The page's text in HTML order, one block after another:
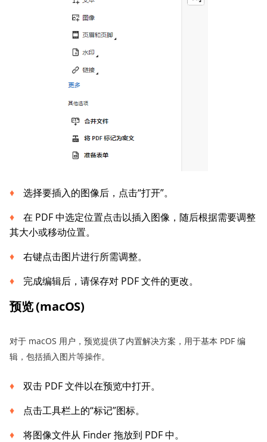
选择要插入的图像后，点击“打开”。
在 PDF 中选定位置点击以插入图像，随后根据需要调整
其大小或移动位置。
右键点击​​图片进行所需调整。
完成编辑后，请保存对 PDF 文件的更改。
预览 (macOS)
对于 macOS 用户，预览提供了内置解决方案，用于基本 PDF 编
辑，包括插入图片等操作。
双击 PDF 文件以在预览中打开。
点击工具栏上的“标记”图标。
将图像文件从 Finder 拖放到 PDF 中。